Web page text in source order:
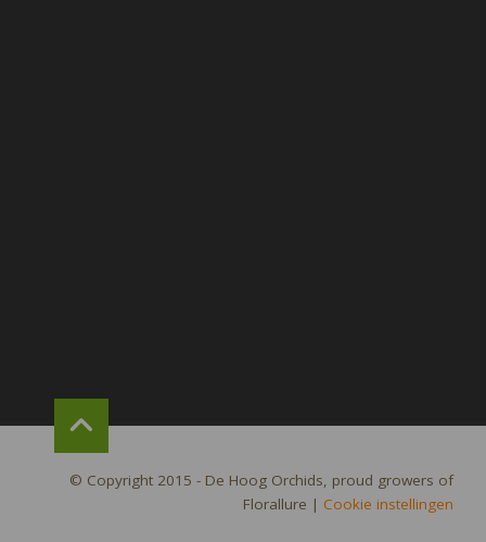
© Copyright 2015 - De Hoog Orchids, proud growers of
Florallure | Cookie instellingen